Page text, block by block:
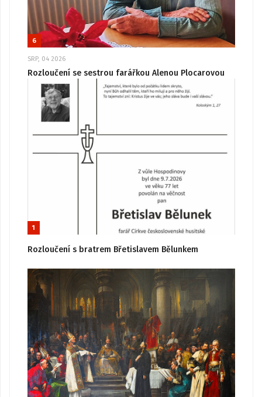
6
SRP, 04 2026
Rozloučení se sestrou farářkou Alenou Plocarovou
1
Rozloučení s bratrem Břetislavem Bělunkem